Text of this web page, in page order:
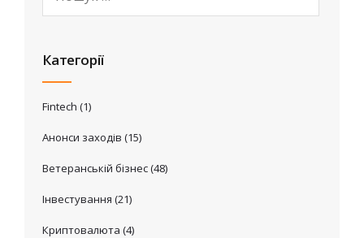
Категорії
Fintech (1)
Анонси заходів (15)
Ветеранській бізнес(48)
Інвестування (21)
Криптовалюта (4)